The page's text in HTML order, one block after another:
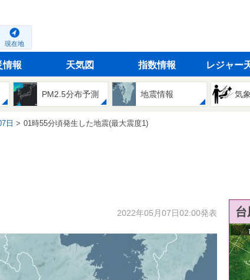
現在地
情報 天気図 指数情報 レジャー
PM2.5分布予測 地震情報 気
日 01時55分頃発生した地震(最大震度1)
2022年05月07日02:00発表